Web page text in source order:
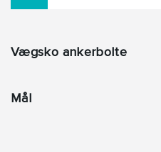
Vægsko ankerbolte
Mål